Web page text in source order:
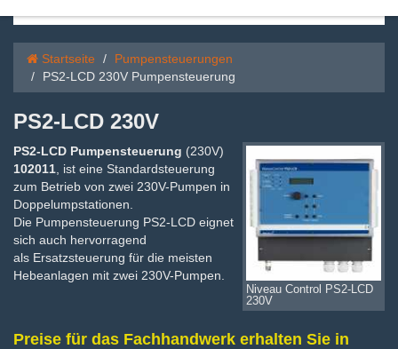
Startseite
Pumpensteuerungen
PS2-LCD 230V Pumpensteuerung
PS2-LCD 230V
Niveau Control PS2-LCD
230V
PS2-LCD Pumpensteuerung (230V)
102011 , ist eine Standardsteuerung
zum Betrieb von zwei 230V-Pumpen in
Doppelumpstationen.
Die Pumpensteuerung PS2-LCD eignet
sich auch hervorragend
als Ersatzsteuerung für die meisten
Hebeanlagen mit zwei 230V-Pumpen.
Preise für das Fachhandwerk erhalten Sie in